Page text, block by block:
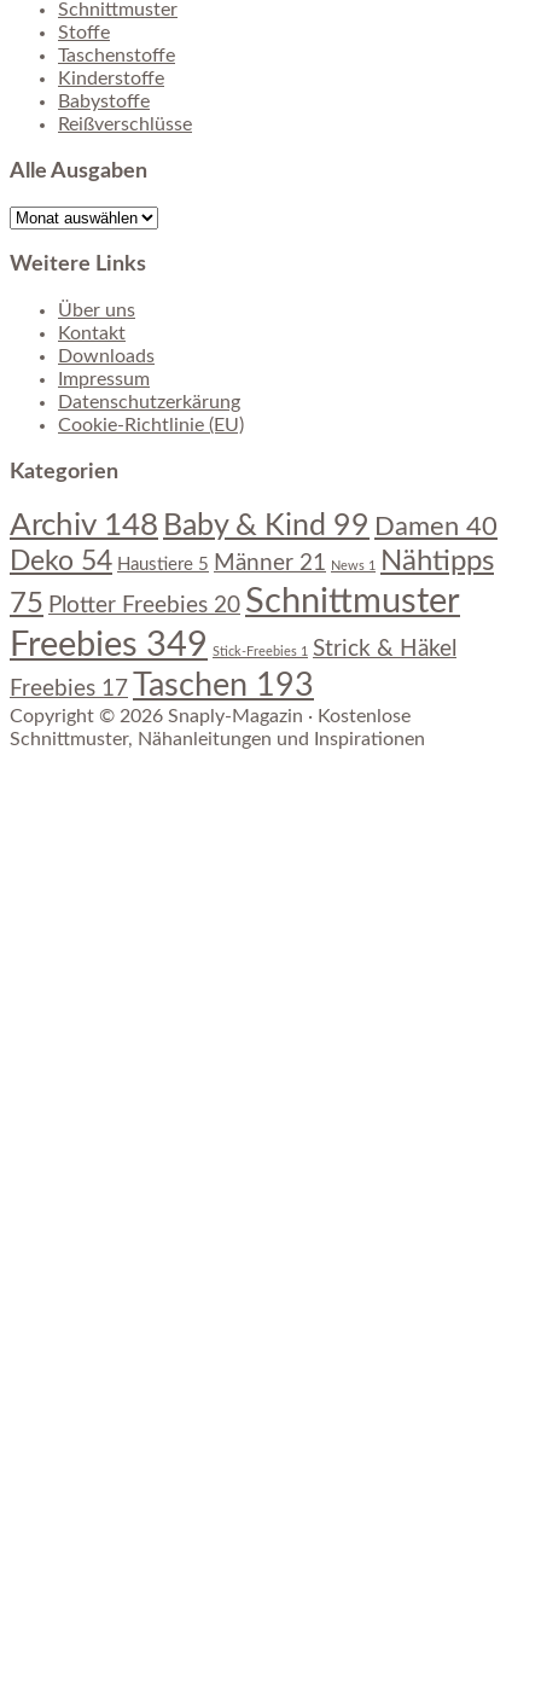
Schnittmuster
Stoffe
Taschenstoffe
Kinderstoffe
Babystoffe
Reißverschlüsse
Alle Ausgaben
Alle
Weitere Links
Über uns
Kontakt
Downloads
Impressum
Datenschutzerkärung
Cookie-Richtlinie (EU)
Kategorien
Archiv 148 Baby & Kind 99 Damen 40
Deko 54 Haustiere 5 Männer 21 News 1
Nähtipps
75 Plotter Freebies 20 Schnittmuster
Freebies 349 Stick-Freebies 1
Strick & Häkel
Freebies 17 Taschen 193
Copyright © 2026 Snaply-Magazin · Kostenlose
Schnittmuster, Nähanleitungen und Inspirationen